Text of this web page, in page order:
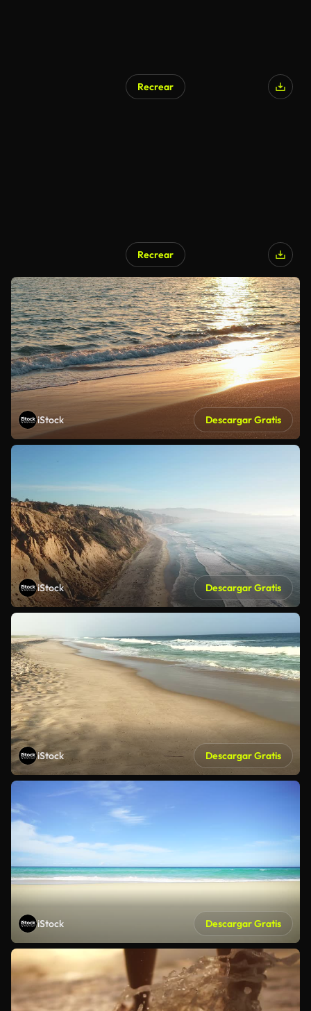
Recrear
Recrear
iStock Descargar Gratis
iStock Descargar Gratis
iStock Descargar Gratis
iStock Descargar Gratis